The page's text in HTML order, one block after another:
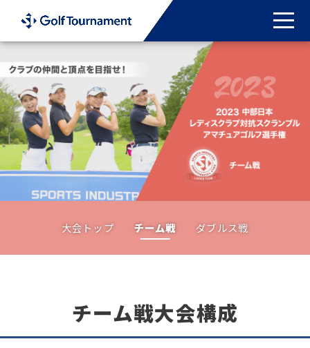
toggle
大会トップ チーム戦 ダブルス戦
チーム戦大会構成